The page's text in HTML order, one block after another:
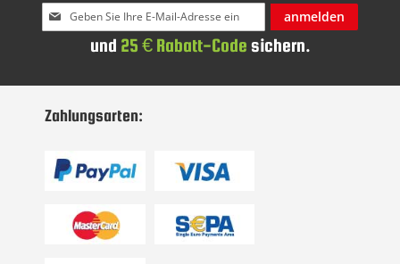
Melden
Sie
an:
anmelden
und 25 € Rabatt-Code sichern.
Zahlungsarten: